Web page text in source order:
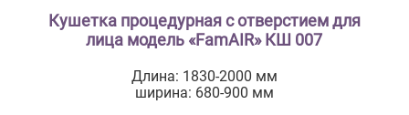
Кушетка процедурная с отверстием для
лица модель «FamAIR» КШ 007
Длина: 1830-2000 мм
ширина: 680-900 мм